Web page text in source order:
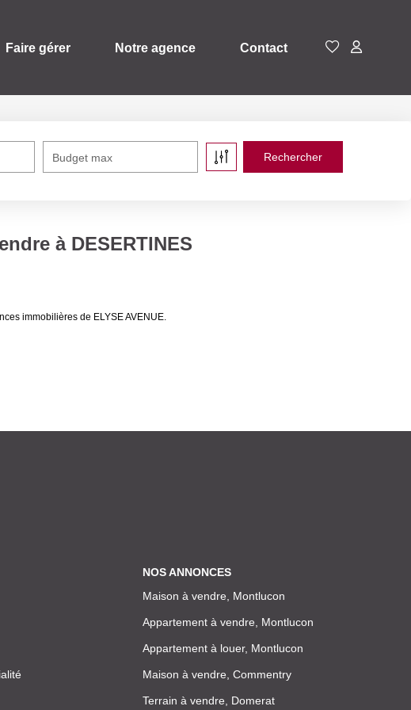
Faire gérer Notre agence Contact
Budget max
à DESERTINES
immobilières de ELYSE AVENUE.
NOS ANNONCES
Maison à vendre, Montlucon
Appartement à vendre, Montlucon
Appartement à louer, Montlucon
Maison à vendre, Commentry
Terrain à vendre, Domerat